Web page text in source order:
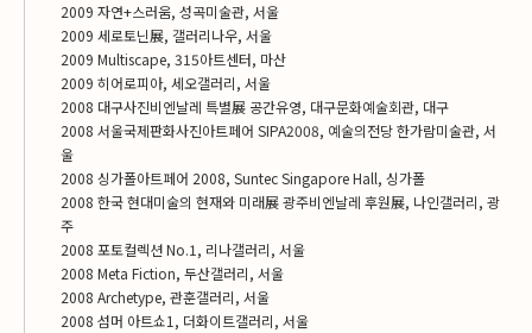
2009 자연+스러움, 성곡미술관, 서울
2009 세로토닌展, 갤러리나우, 서울
2009 Multiscape, 315아트센터, 마산
2009 히어로피아, 세오갤러리, 서울
2008 대구사진비엔날레 특별展 공간유영, 대구문화예술회관, 대구
2008 서울국제판화사진아트페어 SIPA2008, 예술의전당 한가람미술관, 서
울
2008 싱가폴아트페어 2008, Suntec Singapore Hall, 싱가폴
2008 한국 현대미술의 현재와 미래展 광주비엔날레 후원展, 나인갤러리, 광
주
2008 포토컬렉션 No.1, 리나갤러리, 서울
2008 Meta Fiction, 두산갤러리, 서울
2008 Archetype, 관훈갤러리, 서울
2008 섬머 아트쇼1, 더화이트갤러리, 서울